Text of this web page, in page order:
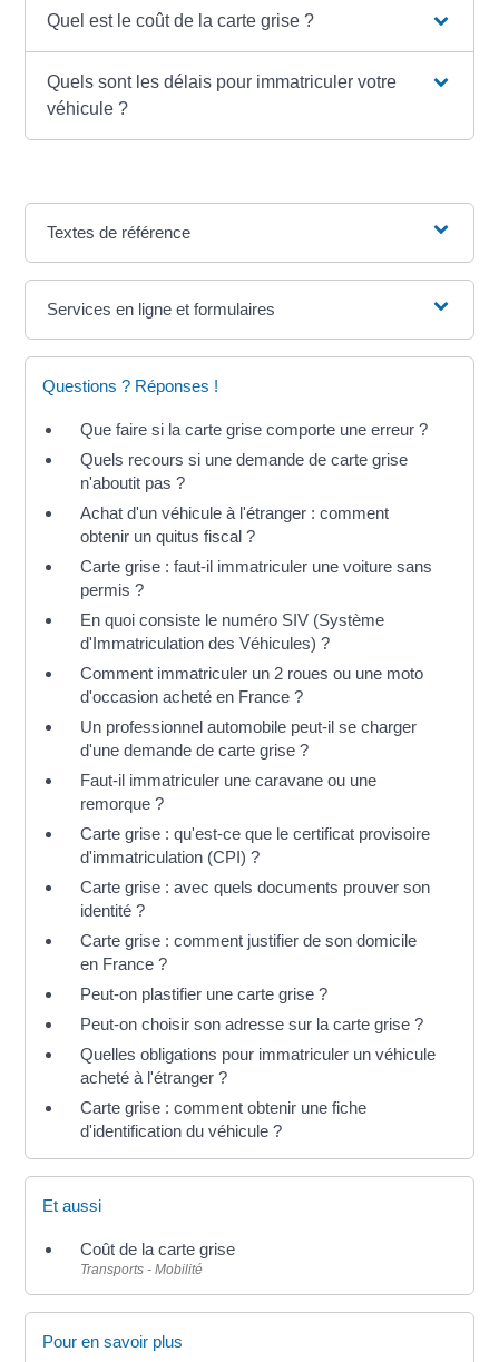
Quel est le coût de la carte grise ?
Quels sont les délais pour immatriculer votre
véhicule ?
Textes de référence
Services en ligne et formulaires
Questions ? Réponses !
Que faire si la carte grise comporte une erreur ?
Quels recours si une demande de carte grise
n'aboutit pas ?
Achat d'un véhicule à l'étranger : comment
obtenir un quitus fiscal ?
Carte grise : faut-il immatriculer une voiture sans
permis ?
En quoi consiste le numéro SIV (Système
d'Immatriculation des Véhicules) ?
Comment immatriculer un 2 roues ou une moto
d'occasion acheté en France ?
Un professionnel automobile peut-il se charger
d'une demande de carte grise ?
Faut-il immatriculer une caravane ou une
remorque ?
Carte grise : qu'est-ce que le certificat provisoire
d'immatriculation (CPI) ?
Carte grise : avec quels documents prouver son
identité ?
Carte grise : comment justifier de son domicile
en France ?
Peut-on plastifier une carte grise ?
Peut-on choisir son adresse sur la carte grise ?
Quelles obligations pour immatriculer un véhicule
acheté à l'étranger ?
Carte grise : comment obtenir une fiche
d'identification du véhicule ?
Et aussi
Coût de la carte grise
Transports - Mobilité
Pour en savoir plus